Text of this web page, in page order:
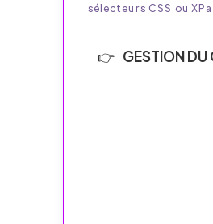
sélecteurs CSS ou
GESTION